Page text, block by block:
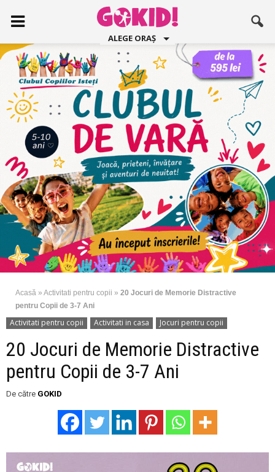
ALEGE ORAȘ
Acasă » Activitati pentru copii » 20 Jocuri de Memorie Distractive
pentru Copii de 3-7 Ani
Activitati pentru copii Activitati in casa Jocuri pentru copii
20 Jocuri de Memorie Distractive
pentru Copii de 3-7 Ani
De către GOKID